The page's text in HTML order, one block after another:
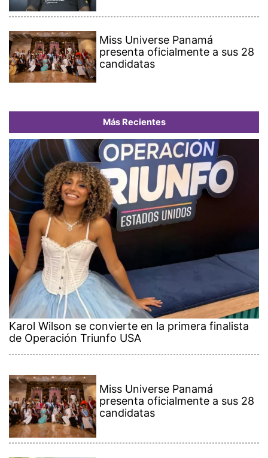
Miss Universe Panamá
presenta oficialmente a sus 28
candidatas
Más Recientes
Karol Wilson se convierte en la primera finalista
de Operación Triunfo USA
Miss Universe Panamá
presenta oficialmente a sus 28
candidatas